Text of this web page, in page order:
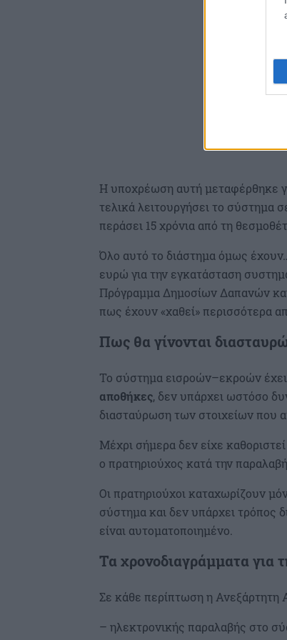
Η υποχρέωση αυτή μεταφέρθηκε
τελικά λειτουργήσει το σύστημα
περάσει 15 χρόνια από τη
Όλο αυτό το διάστημα όμως
ευρώ για την εγκατάσταση
Πρόγραμμα Δημοσίων Δαπανών και
πως έχουν «χαθεί» περισσότερα
Πως θα γίνονται
Το σύστημα εισροών–εκροών έχει
αποθήκες, δεν υπάρχει ωστόσο
διασταύρωση των στοιχείων που
Μέχρι σήμερα δεν είχε καθοριστεί
ο πρατηριούχος κατά την
Οι πρατηριούχοι καταχωρίζουν
σύστημα και δεν υπάρχει τρόπος
είναι αυτοματοποιημένο.
Τα χρονοδιαγράμματα για
Σε κάθε περίπτωση η
– ηλεκτρονικής παραλαβής στο